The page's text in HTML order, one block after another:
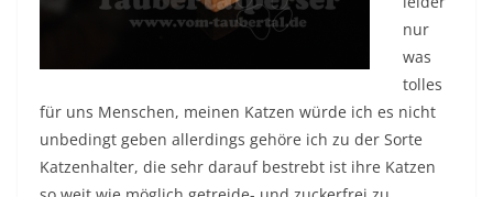
nur
was
tolles
für uns Menschen, meinen Katzen würde ich es nicht
unbedingt geben allerdings gehöre ich zu der Sorte
Katzenhalter, die sehr darauf bestrebt ist ihre Katzen